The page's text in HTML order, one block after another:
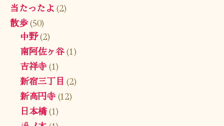
当たったよ(2)
散歩(50)
中野(2)
南阿佐ヶ谷(1)
吉祥寺(1)
新宿三丁目 (2)
新高円寺(12)
日本橋(1)